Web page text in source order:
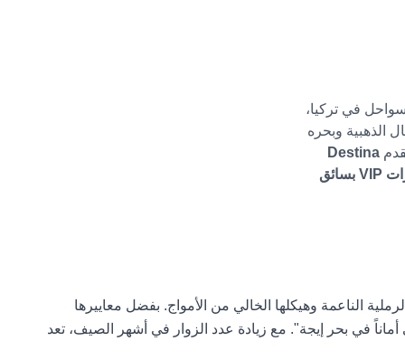
في تركيا،
الذهبية وبحره
Destina
سيارات VIP بسائق
الناعمة وهيكلها الخالي من الأمواج. بفضل معاييرها
في بحر إيجة". مع زيادة عدد الزوار في أشهر الصيف، تعد